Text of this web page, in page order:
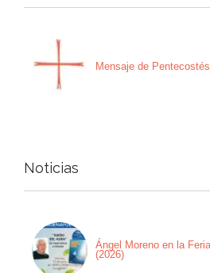
Mensaje de
Noticias
Ángel Moreno en la
(2026)